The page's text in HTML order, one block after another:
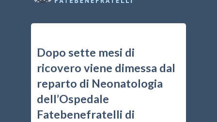
Dopo sette mesi di
ricovero viene dimessa dal
reparto di Neonatologia
dell’Ospedale
Fatebenefratelli di